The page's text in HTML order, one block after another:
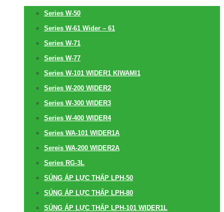
Series W-50
Series W-61 Wider – 61
Series W-71
Series W-77
Series W-101 WIDER1 KIWAMI1
Series W-200 WIDER2
Series W-300 WIDER3
Series W-400 WIDER4
Series WA-101 WIDER1A
Sereis WA-200 WIDER2A
Series RG-3L
SÚNG ÁP LỰC THẤP LPH-50
SÚNG ÁP LỰC THẤP LPH-80
SÚNG ÁP LỰC THẤP LPH-101 WIDER1L